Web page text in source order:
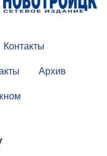
Контакты
Архив